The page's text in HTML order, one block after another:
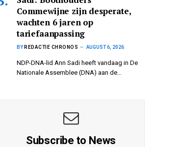
Commewijne zijn desperate,
wachten 6 jaren op
tariefaanpassing
BY REDACTIE CHRONOS AUGUST 6, 2026
NDP-DNA-lid Ann Sadi heeft vandaag in De
Nationale Assemblee (DNA) aan de…
Subscribe to News